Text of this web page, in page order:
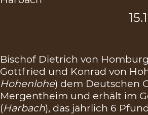
Bischof Dietrich von
Gottfried und Konrad von
Hohenlohe) dem Deutschen
Mergentheim und erhält im
(Harbach), das jährlich 6